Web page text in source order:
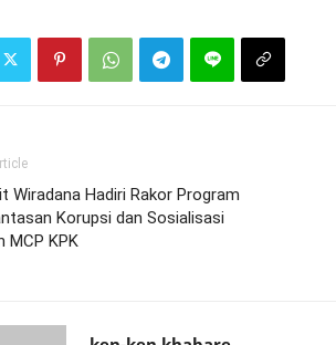
Wiradana Hadiri Rakor Program
Korupsi dan Sosialisasi
MCP KPK